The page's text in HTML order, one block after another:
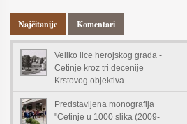
Najčitanije Komentari
Veliko lice herojskog grada -
Cetinje kroz tri decenije
Krstovog objektiva
Predstavljena monografija
"Cetinje u 1000 slika (2009-